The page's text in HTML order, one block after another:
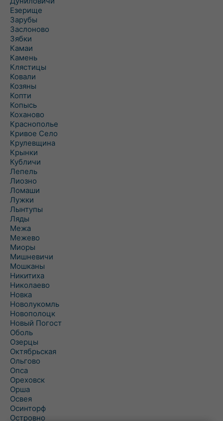
Езерище
Зарубы
Заслоново
Зябки
Камаи
Камень
Клястицы
Ковали
Козяны
Копти
Копысь
Коханово
Краснополье
Кривое Село
Крулевщина
Крынки
Кубличи
Лепель
Лиозно
Ломаши
Лужки
Лынтупы
Ляды
Межа
Межево
Миоры
Мишневичи
Мошканы
Никитиха
Николаево
Новка
Новолукомль
Новополоцк
Новый Погост
Оболь
Озерцы
Октябрьская
Ольгово
Опса
Ореховск
Орша
Освея
Осинторф
Островно